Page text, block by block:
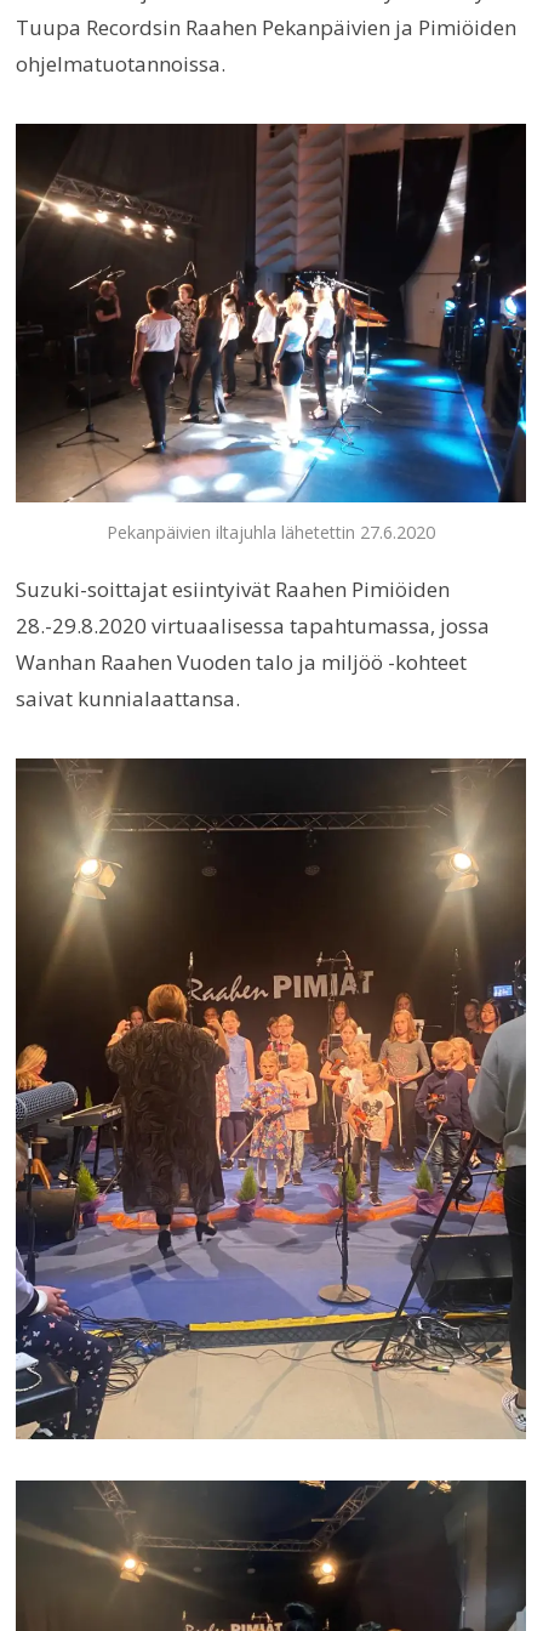
Tuupa Recordsin Raahen Pekanpäivien ja Pimiöiden
ohjelmatuotannoissa.
Pekanpäivien iltajuhla lähetettin 27.6.2020
Suzuki-soittajat esiintyivät Raahen Pimiöiden
28.-29.8.2020 virtuaalisessa tapahtumassa, jossa
Wanhan Raahen Vuoden talo ja miljöö -kohteet
saivat kunnialaattansa.